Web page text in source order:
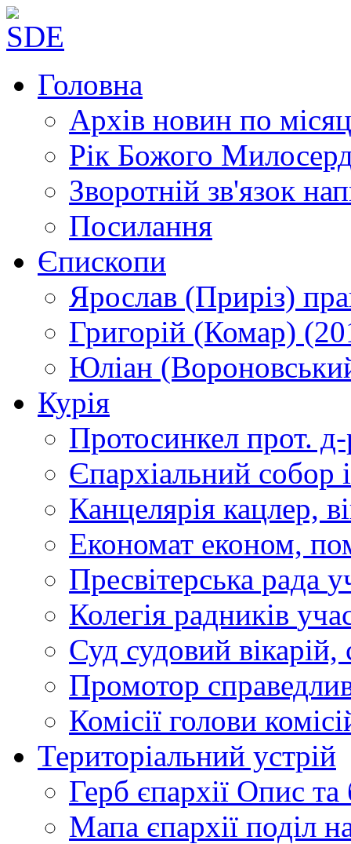
Головна
Архів новин по
Рік Божого
Зворотній зв'язок
Посилання
Єпископи
Ярослав (Приріз)
Григорій (Комар)
Юліан
Курія
Протосинкел прот.
Єпархіальний собор
Канцелярія кацлер,
Економат економ,
Пресвітерська рада
Колегія радників
Суд судовий вікарій,
Промотор
Комісії голови
Територіальний устрій
Герб єпархії Опис та
Мапа єпархії поділ